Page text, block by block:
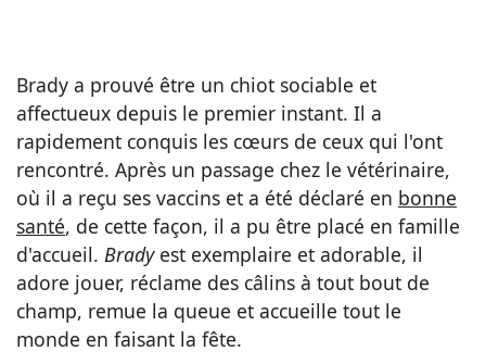
Brady a prouvé être un chiot sociable et
affectueux depuis le premier instant. Il a
rapidement conquis les cœurs de ceux qui l'ont
rencontré. Après un passage chez le vétérinaire,
où il a reçu ses vaccins et a été déclaré en bonne
santé, de cette façon, il a pu être placé en famille
d'accueil. Bradyest exemplaire et adorable, il
adore jouer, réclame des câlins à tout bout de
champ, remue la queue et accueille tout le
monde en faisant la fête.